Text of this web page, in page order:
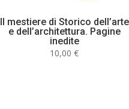
Il mestiere di Storico dell’arte
e dell’architettura. Pagine
inedite
10,00€